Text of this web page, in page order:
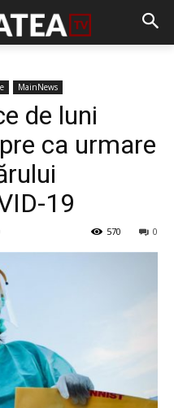
MainNews
de luni
ca urmare
19
0
570